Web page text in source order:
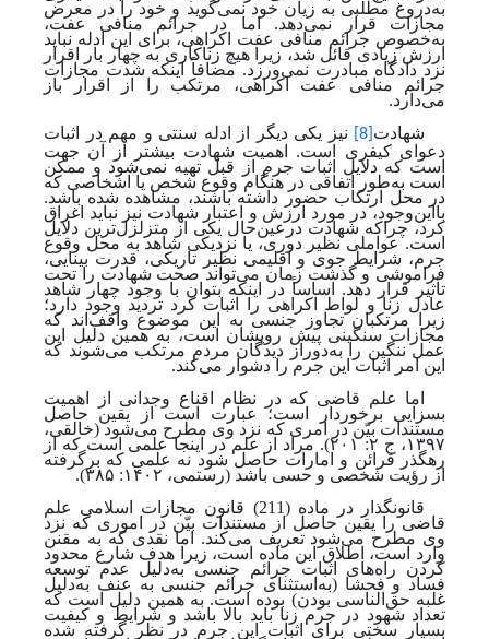
به‌دروغ مطلبی به زیان خود نمی‌گوید و خود را در معرض
مجازات قرار نمی‌دهد. اما در جرائم منافی عفت،
به‌خصوص جرائم منافی عفت اکراهی، برای این ادله نباید
ارزش زیادی قائل شد، زیرا هیچ زناکاری به چهار بار اقرار
نزد دادگاه مبادرت نمی‌ورزد. مضافاً اینکه شدت مجازات
جرائم منافی عفت اکراهی، مرتکب را از اقرار باز
می‌دارد.
شهادت [8]
نیز یکی دیگر از ادله سنتی و مهم در اثبات
دعوای کیفری است. اهمیت شهادت بیشتر از آن جهت
است که دلایل اثبات جرم از قبل تهیه نمی‌شود و ممکن
است بهطور اتفاقی در هنگام وقوع شخص یا اشخاصی که
در محل ارتکاب حضور داشته باشند، مشاهده شده باشد.
بااین‌وجود، در مورد ارزش و اعتبار شهادت نیز نباید اغراق
کرد، چراکه شهادت درعین‌حال یکی از متزلزل‌ترین دلایل
است. عواملی نظیر دوری، یا نزدیکی شاهد به محل وقوع
جرم، شرایط جوی و اقلیمی نظیر تاریکی، قدرت بینایی،
فراموشی و گذشت زمان می‌تواند صحت شهادت را تحت‌
تأثیر قرار دهد. اساساً در اینکه بتوان با وجود چهار شاهد
عادل زنا و لواط اکراهی را اثبات کرد تردید وجود دارد؛
زیرا مرتکبان تجاوز جنسی به این موضوع واقف‌اند که
مجازات سنگینی پیش رویشان است، به همین دلیل این
عمل ننگین را به‌دوراز دیدگان مردم مرتکب می‌شوند که
این امر اثبات این جرم را دشوار می‌کند.
اما علم قاضی که در نظام اقناع وجدانی از اهمیت
بسزایی برخوردار است؛ عبارت است از یقین حاصل
مستندات بیّن در امری که نزد وی مطرح می‌شود(خالقی،
۱۳۹۷، ج ۲: ۲۰۱).
مراد از علم در اینجا علمی است که از
رهگذر قرائن و امارات حاصل شود نه علمی که برگرفته
از رؤیت شخصی و حسی باشد (رستمی، ۱۴۰۲: ۳۸۵).
قانونگذار در ماده (211) قانون مجازات اسلامی علم
قاضی را یقین حاصل از مستندات بیّن در اموری که نزد
وی مطرح می‌شود تعریف می‌کند. اما نقدی که به مقنن
وارد است، اطلاق این ماده است، زیرا هدف شارع محدود
کردن راه‌های اثبات جرائم جنسی بهدلیل عدم توسعه
فساد و فحشا (به‌‌استثنای جرائم جنسی به عنف بهدلیل
غلبه حق‌الناسی بودن) بوده است. به همین دلیل است که
تعداد شهود در جرم زنا باید بالا باشد و شرایط و کیفیت
بسیار سختی برای اثبات این جرم در نظر گرفته شده‌